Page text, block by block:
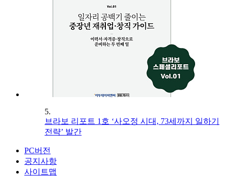
5.
브라보 리포트 1호 ‘사오정 시대, 73세까지 일하기
전략’ 발간
PC버전
공지사항
사이트맵